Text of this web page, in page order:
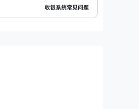
收银系统常见问题